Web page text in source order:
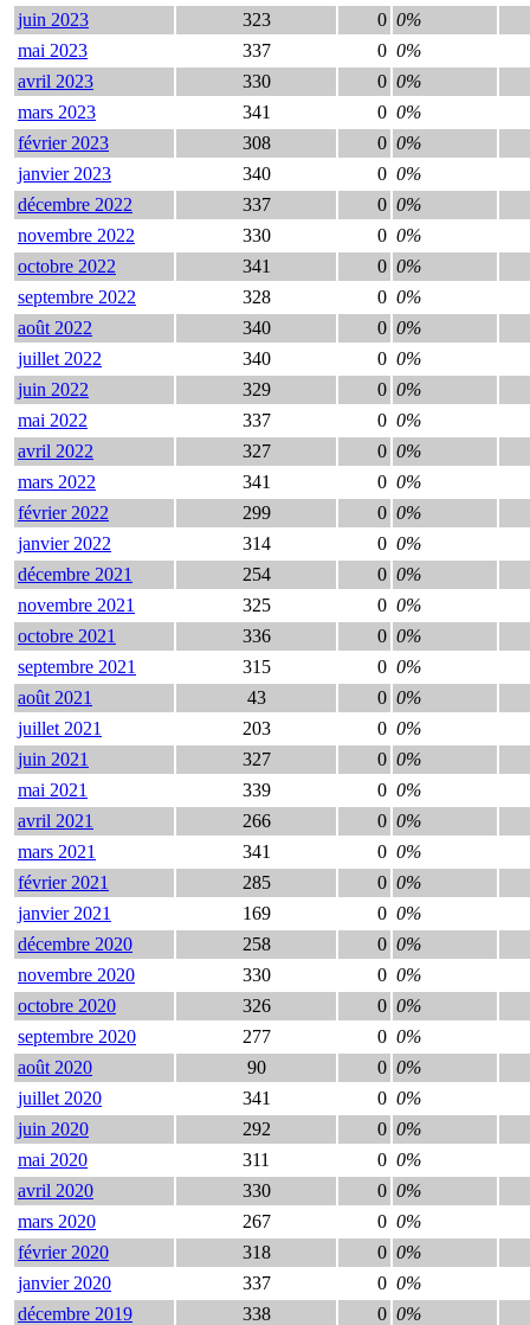
juin 2023
323 0 0%
mai 2023
337 0 0%
avril 2023
330 0 0%
mars 2023
341 0 0%
février 2023
308 0 0%
janvier 2023
340 0 0%
décembre 2022
337 0 0%
novembre 2022
330 0 0%
octobre 2022
341 0 0%
septembre 2022
328 0 0%
août 2022
340 0 0%
juillet 2022
340 0 0%
juin 2022
329 0 0%
mai 2022
337 0 0%
avril 2022
327 0 0%
mars 2022
341 0 0%
février 2022
299 0 0%
janvier 2022
314 0 0%
décembre 2021
254 0 0%
novembre 2021
325 0 0%
octobre 2021
336 0 0%
septembre 2021
315 0 0%
août 2021
43 0 0%
juillet 2021
203 0 0%
juin 2021
327 0 0%
mai 2021
339 0 0%
avril 2021
266 0 0%
mars 2021
341 0 0%
février 2021
285 0 0%
janvier 2021
169 0 0%
décembre 2020
258 0 0%
novembre 2020
330 0 0%
octobre 2020
326 0 0%
septembre 2020
277 0 0%
août 2020
90 0 0%
juillet 2020
341 0 0%
juin 2020
292 0 0%
mai 2020
311 0 0%
avril 2020
330 0 0%
mars 2020
267 0 0%
février 2020
318 0 0%
janvier 2020
337 0 0%
décembre 2019
338 0 0%